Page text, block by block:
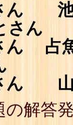
池
ん
ん
山
の解答